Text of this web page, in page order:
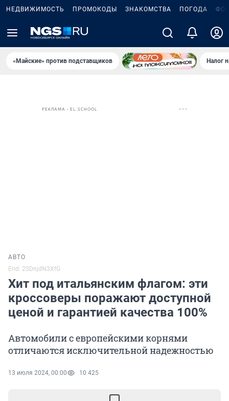
НЕДВИЖИМОСТЬ ПРОМОКОДЫ ЗНАКОМСТВА ПОГОДА
«Майские» против подставщиков Налог
РЕКЛАМА • EL.SCHOOL
АВТО
Erid: 2SDnjdN3XfG
Хит под итальянским флагом: эти
кроссоверы поражают доступной
ценой и гарантией качества 100%
Автомобили с европейскими корнями
отличаются исключительной надежностью
13 июля 2024, 00:00 10 425